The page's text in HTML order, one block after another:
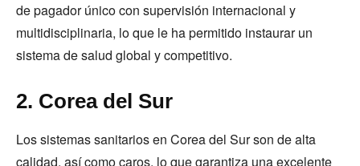
de pagador único con supervisión internacional y
multidisciplinaria, lo que le ha permitido instaurar un
sistema de salud global y competitivo.
2. Corea del Sur
Los sistemas sanitarios en Corea del Sur son de alta
calidad, así como caros, lo que garantiza una excelente